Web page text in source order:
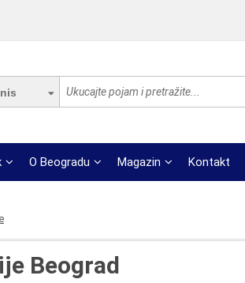
O Beogradu Magazin Kontakt
Beograd